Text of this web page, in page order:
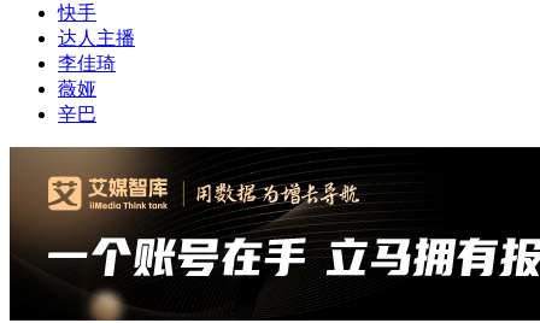
快手
达人主播
李佳琦
薇娅
辛巴